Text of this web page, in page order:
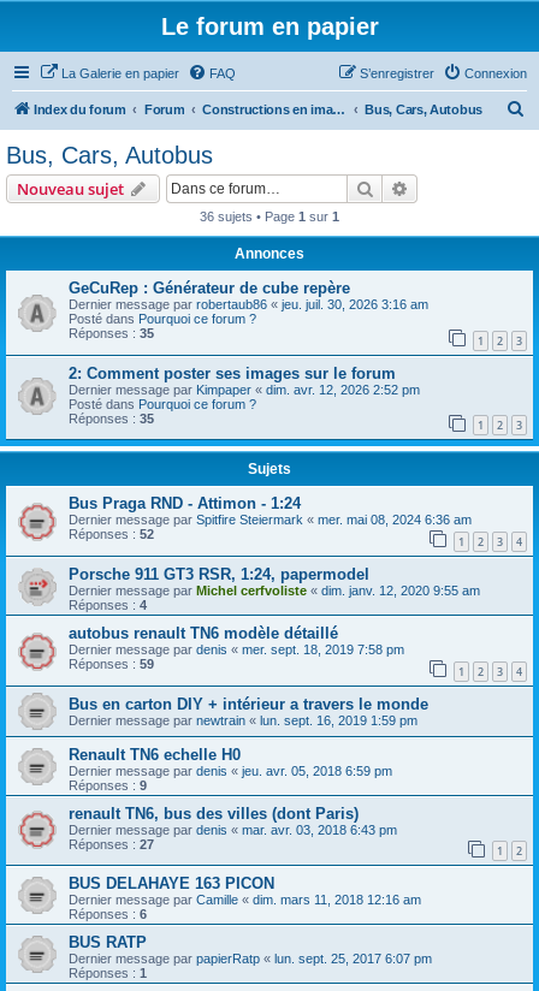
Le forum en papier
La Galerie en papier FAQ Connexion
S’enregistrer
Index du forum Forum Constructions en images Bus, Cars, Autobus
Bus, Cars, Autobus
Nouveau sujet Rechercher
36 sujets • Page 1 sur 1
Annonces
GeCuRep : Générateur de cube repère
Dernier message par robertaub86 « jeu. juil. 30, 2026 3:16 am
Posté dans Pourquoi ce forum ?
Réponses : 35 1 2 3
2: Comment poster ses images sur le forum
Dernier message par Kimpaper « dim. avr. 12, 2026 2:52 pm
Posté dans Pourquoi ce forum ?
Réponses : 35 1 2 3
Sujets
Bus Praga RND - Attimon - 1:24
Dernier message par Spitfire Steiermark « mer. mai 08, 2024 6:36 am
Réponses : 52 1 2 3 4
Porsche 911 GT3 RSR, 1:24, papermodel
Dernier message par Michel cerfvoliste « dim. janv. 12, 2020 9:55 am
Réponses : 4
autobus renault TN6 modèle détaillé
Dernier message par denis « mer. sept. 18, 2019 7:58 pm
Réponses : 59 1 2 3 4
Bus en carton DIY + intérieur a travers le monde
Dernier message par newtrain « lun. sept. 16, 2019 1:59 pm
Renault TN6 echelle H0
Dernier message par denis « jeu. avr. 05, 2018 6:59 pm
Réponses : 9
renault TN6, bus des villes (dont Paris)
Dernier message par denis « mar. avr. 03, 2018 6:43 pm
Réponses : 27 1 2
BUS DELAHAYE 163 PICON
Dernier message par Camille « dim. mars 11, 2018 12:16 am
Réponses : 6
BUS RATP
Dernier message par papierRatp « lun. sept. 25, 2017 6:07 pm
Réponses : 1